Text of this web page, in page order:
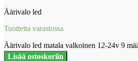
Äärivalo led
Tuotteita varastossa
Äärivalo led matala valkoinen 12-24v 9
Lisää ostoskoriin